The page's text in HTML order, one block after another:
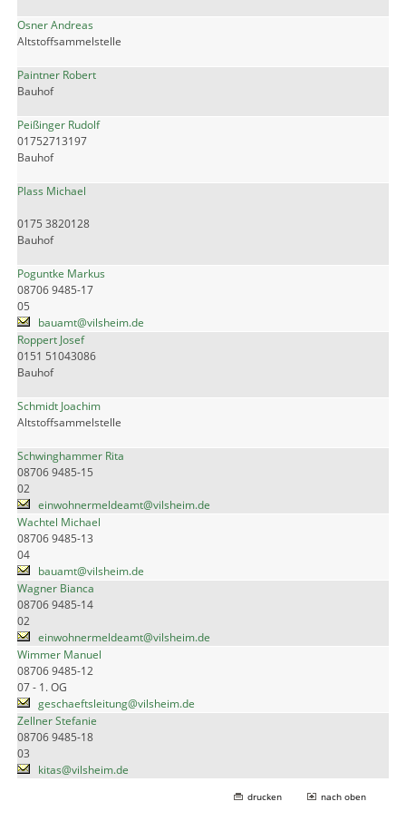
Osner Andreas
Altstoffsammelstelle
Paintner Robert
Bauhof
Peißinger Rudolf
01752713197
Bauhof
Plass Michael
0175 3820128
Bauhof
Poguntke Markus
08706 9485-17
05
bauamt@vilsheim.de
Roppert Josef
0151 51043086
Bauhof
Schmidt Joachim
Altstoffsammelstelle
Schwinghammer Rita
08706 9485-15
02
einwohnermeldeamt@vilsheim.de
Wachtel Michael
08706 9485-13
04
bauamt@vilsheim.de
Wagner Bianca
08706 9485-14
02
einwohnermeldeamt@vilsheim.de
Wimmer Manuel
08706 9485-12
07 - 1. OG
geschaeftsleitung@vilsheim.de
Zellner Stefanie
08706 9485-18
03
kitas@vilsheim.de
drucken nach oben